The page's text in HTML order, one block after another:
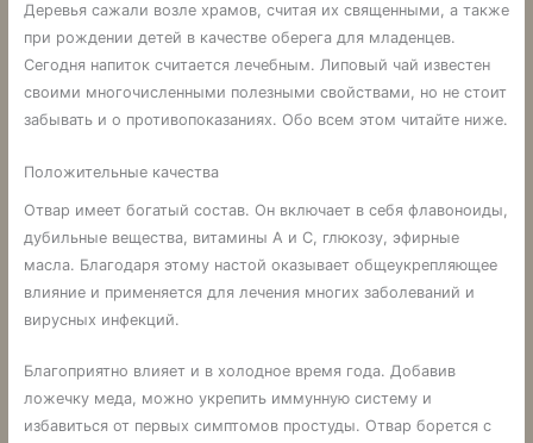
Деревья сажали возле храмов, считая их священными, а также
при рождении детей в качестве оберега для младенцев.
Сегодня напиток считается лечебным. Липовый чай известен
своими многочисленными полезными свойствами, но не стоит
забывать и о противопоказаниях. Обо всем этом читайте ниже.
Положительные качества
Отвар имеет богатый состав. Он включает в себя флавоноиды,
дубильные вещества, витамины А и С, глюкозу, эфирные
масла. Благодаря этому настой оказывает общеукрепляющее
влияние и применяется для лечения многих заболеваний и
вирусных инфекций.
Благоприятно влияет и в холодное время года. Добавив
ложечку меда, можно укрепить иммунную систему и
избавиться от первых симптомов простуды. Отвар борется с